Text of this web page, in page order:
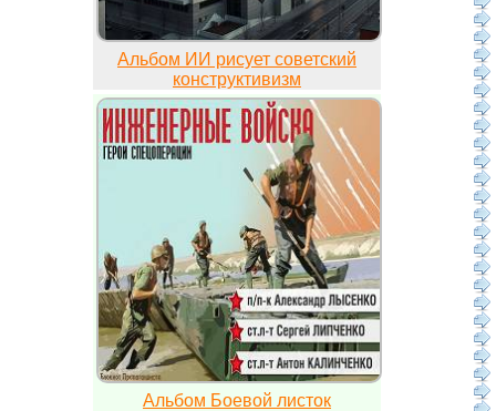
Альбом ИИ рисует советский
конструктивизм
Альбом Боевой листок